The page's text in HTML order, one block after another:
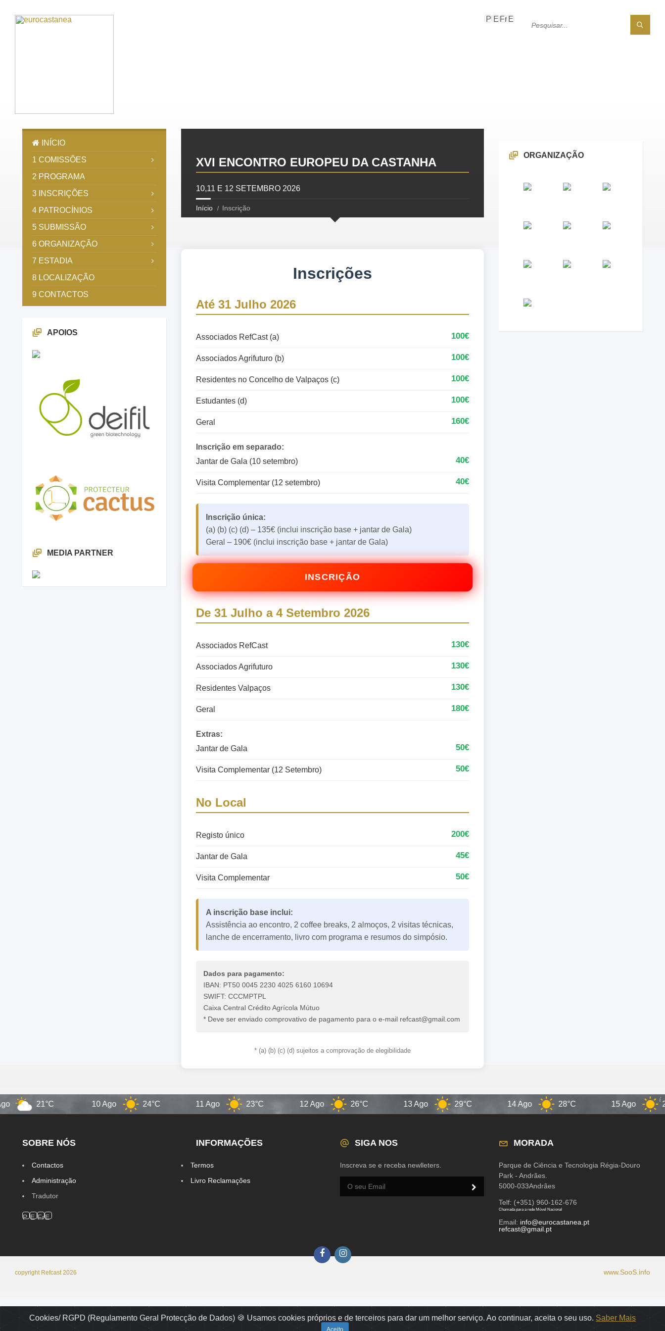
XVI ENCONTRO EUROPEU DA CASTANHA
10,11 E 12 SETEMBRO 2026
Início Inscrição
Inscrições
Até 31 Julho 2026
Associados RefCast (a) 100€
Associados Agrifuturo (b) 100€
Residentes no Concelho de Valpaços (c) 100€
Estudantes (d) 100€
Geral 160€
Inscrição em separado:
Jantar de Gala (10 setembro)
40€
Visita Complementar (12 setembro) 40€
Inscrição única:
(a) (b) (c) (d) – 135€ (inclui inscrição base + jantar de Gala)
Geral – 190€ (inclui inscrição base + jantar de Gala)
INSCRIÇÃO
De 31 Julho a 4 Setembro 2026
Associados RefCast 130€
Associados Agrifuturo 130€
Residentes Valpaços 130€
Geral 180€
Extras:
Jantar de Gala
50€
Visita Complementar (12 Setembro) 50€
No Local
Registo único 200€
Jantar de Gala 45€
Visita Complementar 50€
A inscrição base inclui:
Assistência ao encontro, 2 coffee breaks, 2 almoços, 2 visitas técnicas,
lanche de encerramento, livro com programa e resumos do simpósio.
Dados para pagamento:
IBAN: PT50 0045 2230 4025 6160 10694
SWIFT: CCCMPTPL
Caixa Central Crédito Agrícola Mútuo
* Deve ser enviado comprovativo de pagamento para o e-mail refcast@gmail.com
* (a) (b) (c) (d) sujeitos a comprovação de elegibilidade
INÍCIO
1 COMISSÕES
2 PROGRAMA
3 INSCRIÇÕES
4 PATROCÍNIOS
5 SUBMISSÃO
6 ORGANIZAÇÃO
7 ESTADIA
8 LOCALIZAÇÃO
9 CONTACTOS
APOIOS
MEDIA PARTNER
ORGANIZAÇÃO
21°C 10 Ago 24°C 11 Ago 23°C 12 Ago 26°C 13 Ago 29°C 14 Ago 28°C 15 Ago 28°C
SOBRE NÓS
Contactos
Administração
Tradutor
INFORMAÇÕES
Termos
Livro Reclamações
SIGA NOS
Inscreva se e receba newlleters.
MORADA
Parque de Ciência e Tecnologia Régia-Douro
Park - Andrães.
5000-033Andrães
Telf: (+351) 960-162-676
Chamada para a rede Móvel Nacional
Email: info@eurocastanea.pt
refcast@gmail.pt
www.SooS.info
copyright Refcast 2026
Cookies/ RGPD (Regulamento Geral Protecção de Dados) 🍪 Usamos cookies próprios e de terceiros para dar um melhor serviço. Ao continuar, aceita o seu uso. Saber Mais
Aceito